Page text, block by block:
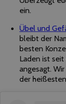
ein.
Übel und
bleibt der
besten
Laden ist seit
angesagt.
der